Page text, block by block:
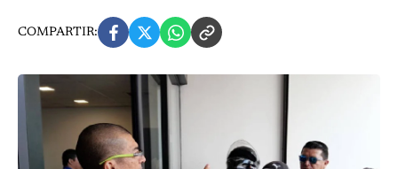
COMPARTIR: